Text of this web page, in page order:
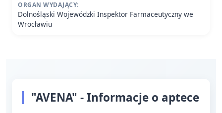
ORGAN WYDAJĄCY:
Dolnośląski Wojewódzki Inspektor Farmaceutyczny we
Wrocławiu
"AVENA" - Informacje o aptece